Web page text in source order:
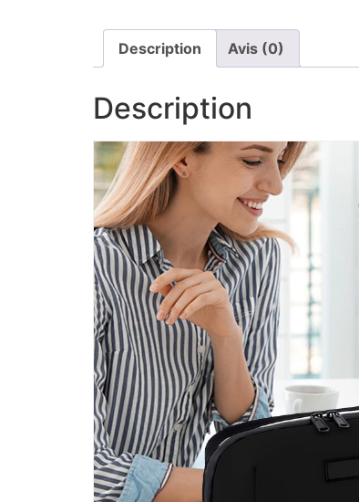
Description Avis (0)
Description